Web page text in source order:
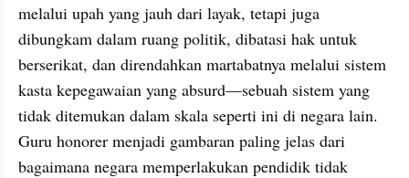
melalui upah yang jauh dari layak, tetapi juga
dibungkam dalam ruang politik, dibatasi hak untuk
berserikat, dan direndahkan martabatnya melalui sistem
kasta kepegawaian yang absurd—sebuah sistem yang
tidak ditemukan dalam skala seperti ini di negara lain.
Guru honorer menjadi gambaran paling jelas dari
bagaimana negara memperlakukan pendidik tidak